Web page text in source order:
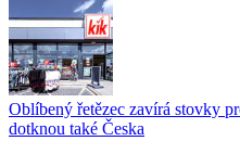
Oblíbený řetězec zavírá stovky
dotknou také Česka